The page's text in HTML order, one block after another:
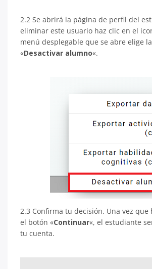
2.2 Se abrirá la página de perfil del
eliminar este usuario haz clic en el
menú desplegable que se abre elige
«Desactivar alumno«.
2.3 Confirma tu decisión. Una vez que
el botón «Continuar«, el estudiante
tu cuenta.